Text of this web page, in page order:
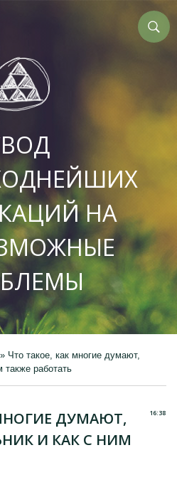
НА
» Что такое, как многие думают,
также работать
16:38
ДУМАЮТ,
И КАК С НИМ